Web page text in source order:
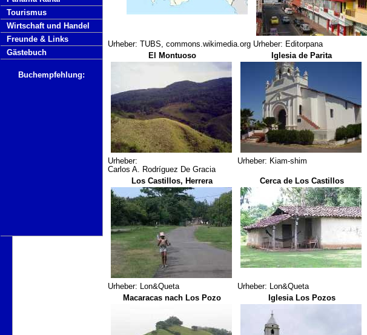
Tourismus
Wirtschaft und Handel
Freunde & Links
Gästebuch
Buchempfehlung:
Urheber: TUBS, commons.wikimedia.org Urheber: Editorpana
El Montuoso
Iglesia de Parita
Urheber:
Carlos A. Rodríguez De Gracia
Urheber: Kiam-shim
Los Castillos, Herrera Cerca de Los Castillos
Urheber: Lon&Queta Urheber: Lon&Queta
Macaracas nach Los Pozo
Iglesia Los Pozos